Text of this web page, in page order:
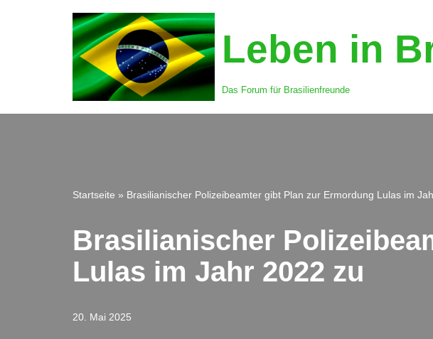
Leben in
Das Forum für Brasilienfreunde
Startseite » Brasilianischer Polizeibeamter gibt Plan zur Ermordung Lulas im
Brasilianischer
Lulas im Jahr 2022 zu
20. Mai 2025